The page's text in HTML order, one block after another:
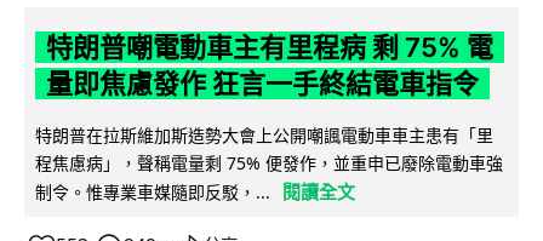
特朗普嘲電動車主有里程病 剩 75% 電
量即焦慮發作 狂言一手終結電車指令
特朗普在拉斯維加斯造勢大會上公開嘲諷電動車車主患有「里
程焦慮病」，聲稱電量剩 75% 便發作，並重申已廢除電動車強
制令。惟專業車媒隨即反駁，...
閱讀全文